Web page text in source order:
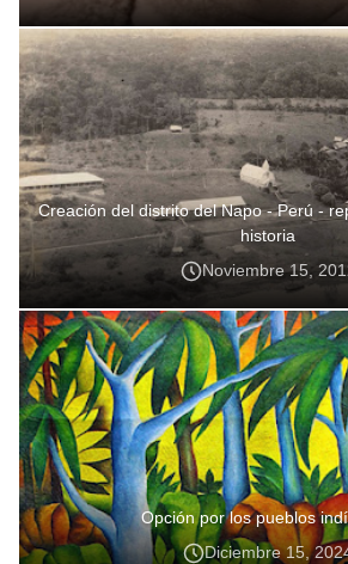
Creación del distrito del Napo - Perú -
historia
Noviembre 15,
Opción por los pueblos
Diciembre 15,